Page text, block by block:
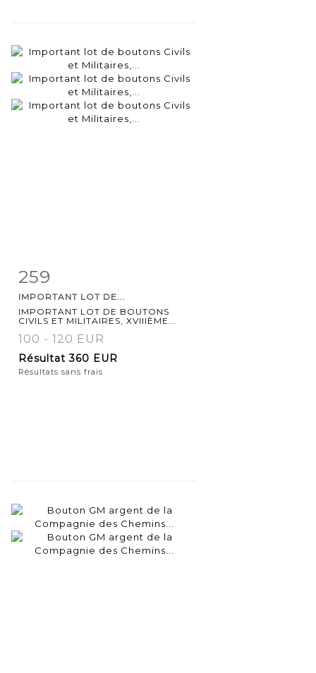
Fiche
259
IMPORTANT LOT DE...
IMPORTANT LOT DE BOUTONS
CIVILS ET MILITAIRES, XVIIIÈME...
100 - 120 EUR
Résultat360 EUR
Résultats sans frais